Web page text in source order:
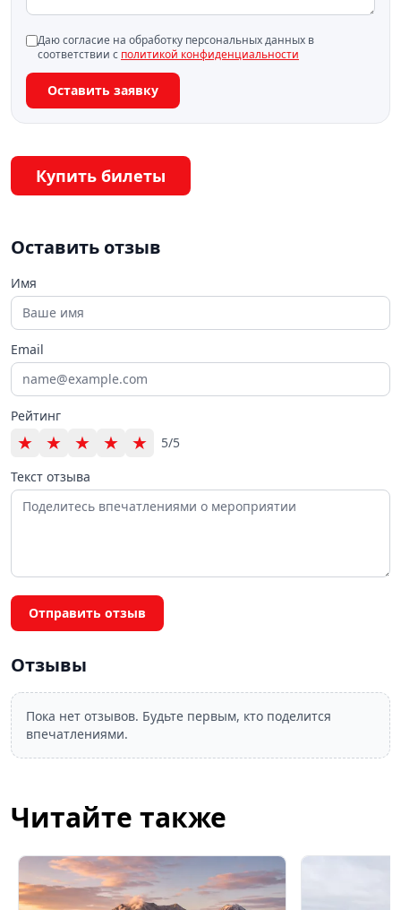
Даю согласие на обработку персональных данных в
соответствии с политикой конфиденциальности
Оставить заявку
Купить билеты
Оставить отзыв
Имя
Email
Рейтинг
★ ★ ★ ★ ★
5/5
Текст отзыва
Отправить отзыв
Отзывы
Пока нет отзывов. Будьте первым, кто поделится
впечатлениями.
Читайте также